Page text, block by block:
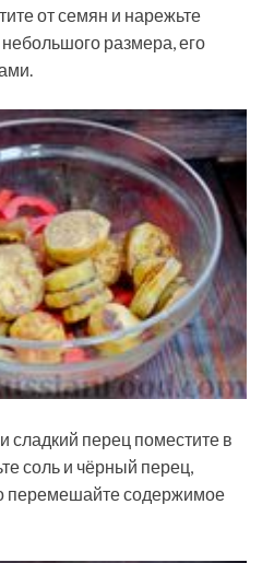
от семян и нарежьте
размера, его
перец поместите в
соль и чёрный перец,
перемешайте содержимое